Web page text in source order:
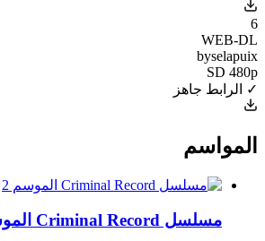
6
WEB-DL
byselapuix
SD 480p
✓ الرابط جاهز
المواسم
مسلسل Criminal Record الموسم 2